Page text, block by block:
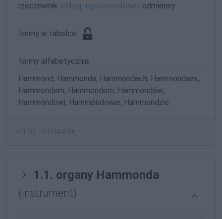
rzeczownik rodzaj męskoosobowy odmienny
formy w tabelce:
formy alfabetycznie:
Hammond; Hammonda; Hammondach; Hammondami;
Hammondem; Hammondom; Hammondów;
Hammondowi; Hammondowie; Hammondzie
ZGŁOŚ POPRAWKĘ
1.1. organy Hammonda
(instrument)